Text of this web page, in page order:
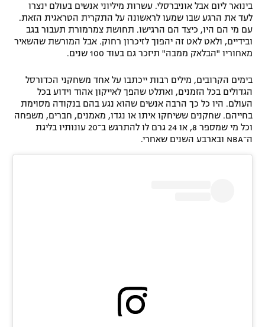
בינואר ליום אבל אוניברסלי. עשרות מיליוני אנשים בעולם ינצרו
לעד את הרגע שבו שמעו לראשונה על התקרית הטראגית הזאת.
עם מי הם היו, כיצד הם הרגישו. תחושת צמרמורת תעבור בגב
ובידיים, ולאט לאט זה יהפוך לזיכרון רחוק. אבל המורשת שהשאיר
מאחוריו "הבלאק ממבה" תיזכר גם בעוד 100 שנים.
בימים הקרובים, מילים רבות ייכתבו על אחד משחקני הכדורסל
הגדולים בכל הזמנים, ואתלט שהפך לאייקון אהוד וידוע בכל
העולם. היו כל כך הרבה אנשים שהוא נגע בהם בנקודה מסוימת
בחייהם. שחקנים ששיחקו איתו או נגדו, מאמנים, חברים, משפחה
וכל מי שמספר 8, או 24 גרם לו להתרגש ב־20 עונותיו בליגת
ה־NBA ובארבע השנים שאחרי.